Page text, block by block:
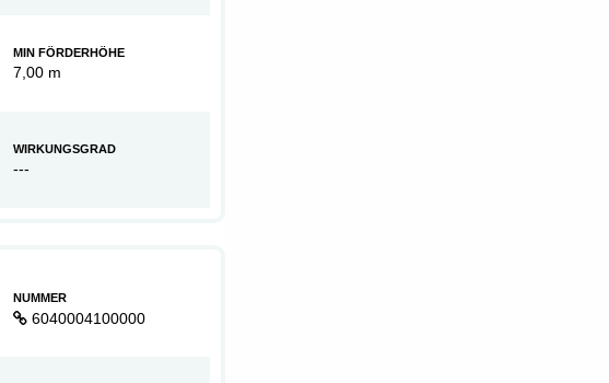
MIN FÖRDERHÖHE
7,00 m
WIRKUNGSGRAD
---
NUMMER
6040004100000